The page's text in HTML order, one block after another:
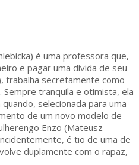
é uma professora que,
e pagar uma dívida de seu
trabalha secretamente como
tranquila e otimista, ela
selecionada para uma
de um novo modelo de
Enzo (Mateusz
é tio de uma de
duplamente com o rapaz,